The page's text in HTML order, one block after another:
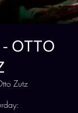
OTTO
Zutz